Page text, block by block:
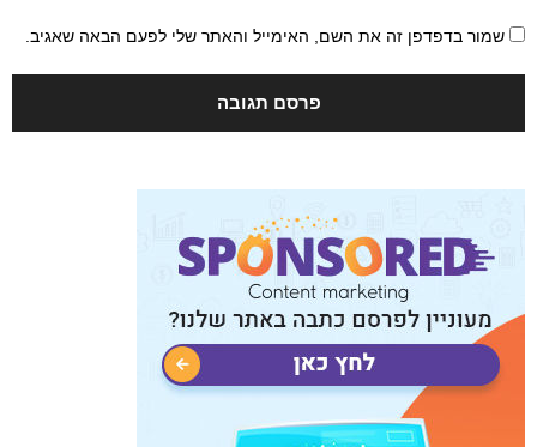
שמור בדפדפן זה את השם, האימייל והאתר שלי לפעם הבאה שאגיב.